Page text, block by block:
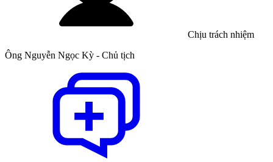
Chịu trách nhiệm
Ông Nguyễn Ngọc Kỳ - Chủ tịch